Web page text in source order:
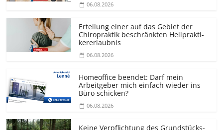
06.08.2026
Erteilung einer auf das Gebiet der
Chiropraktik beschränkten Heilprakti­
kererlaubnis
06.08.2026
Homeoffice beendet: Darf mein
Arbeitgeber mich einfach wieder ins
Büro schicken?
06.08.2026
Keine Verpflichtung des Grundstücks­